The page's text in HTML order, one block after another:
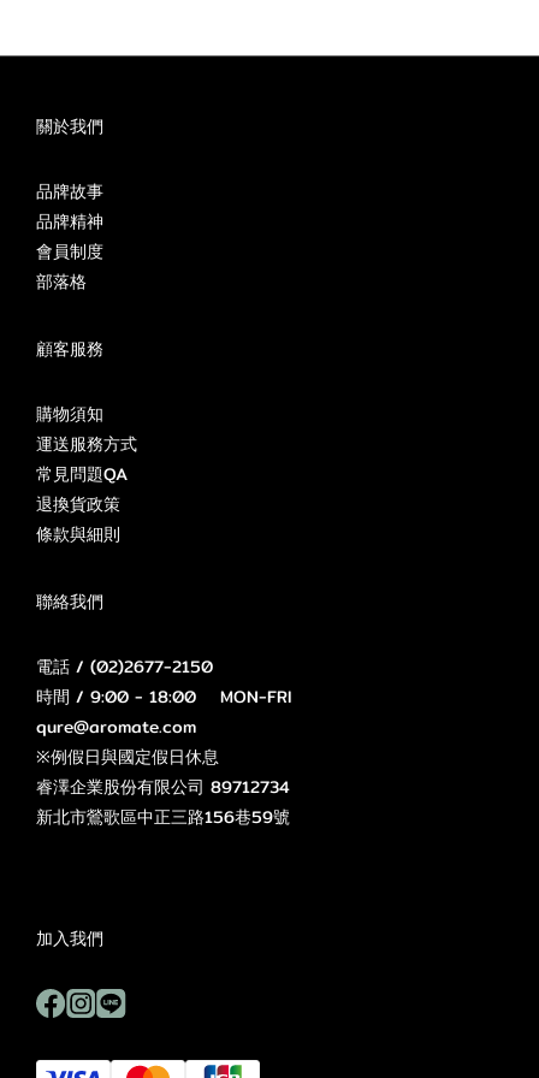
關於我們
品牌故事
品牌精神
會員制度
部落格
顧客服務
購物須知
運送服務方式
常見問題QA
退換貨政策
條款與細則
聯絡我們
電話 / (02)2677-2150
時間 / 9:00 - 18:00 MON-FRI
qure@aromate.com
※例假日與國定假日休息
睿澤企業股份有限公司 89712734
新北市鶯歌區中正三路156巷59號
加入我們